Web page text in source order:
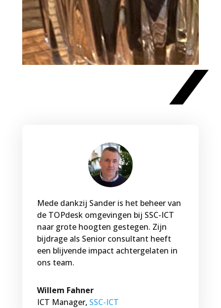
Mede dankzij Sander is het beheer van
de TOPdesk omgevingen bij SSC-ICT
naar grote hoogten gestegen. Zijn
bijdrage als Senior consultant heeft
een blijvende impact achtergelaten in
ons team.
Willem Fahner
ICT Manager, SSC-ICT